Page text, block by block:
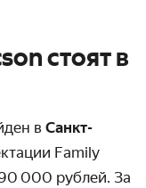
стоят в
в Санкт-
Family
000 рублей. За